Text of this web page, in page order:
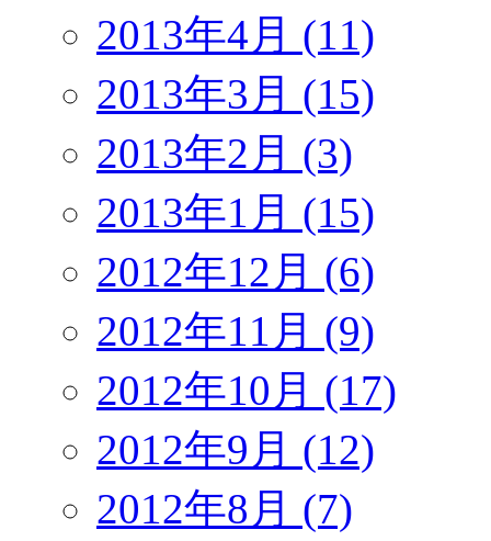
2013年4月 (11)
2013年3月 (15)
2013年2月 (3)
2013年1月 (15)
2012年12月 (6)
2012年11月 (9)
2012年10月 (17)
2012年9月 (12)
2012年8月 (7)